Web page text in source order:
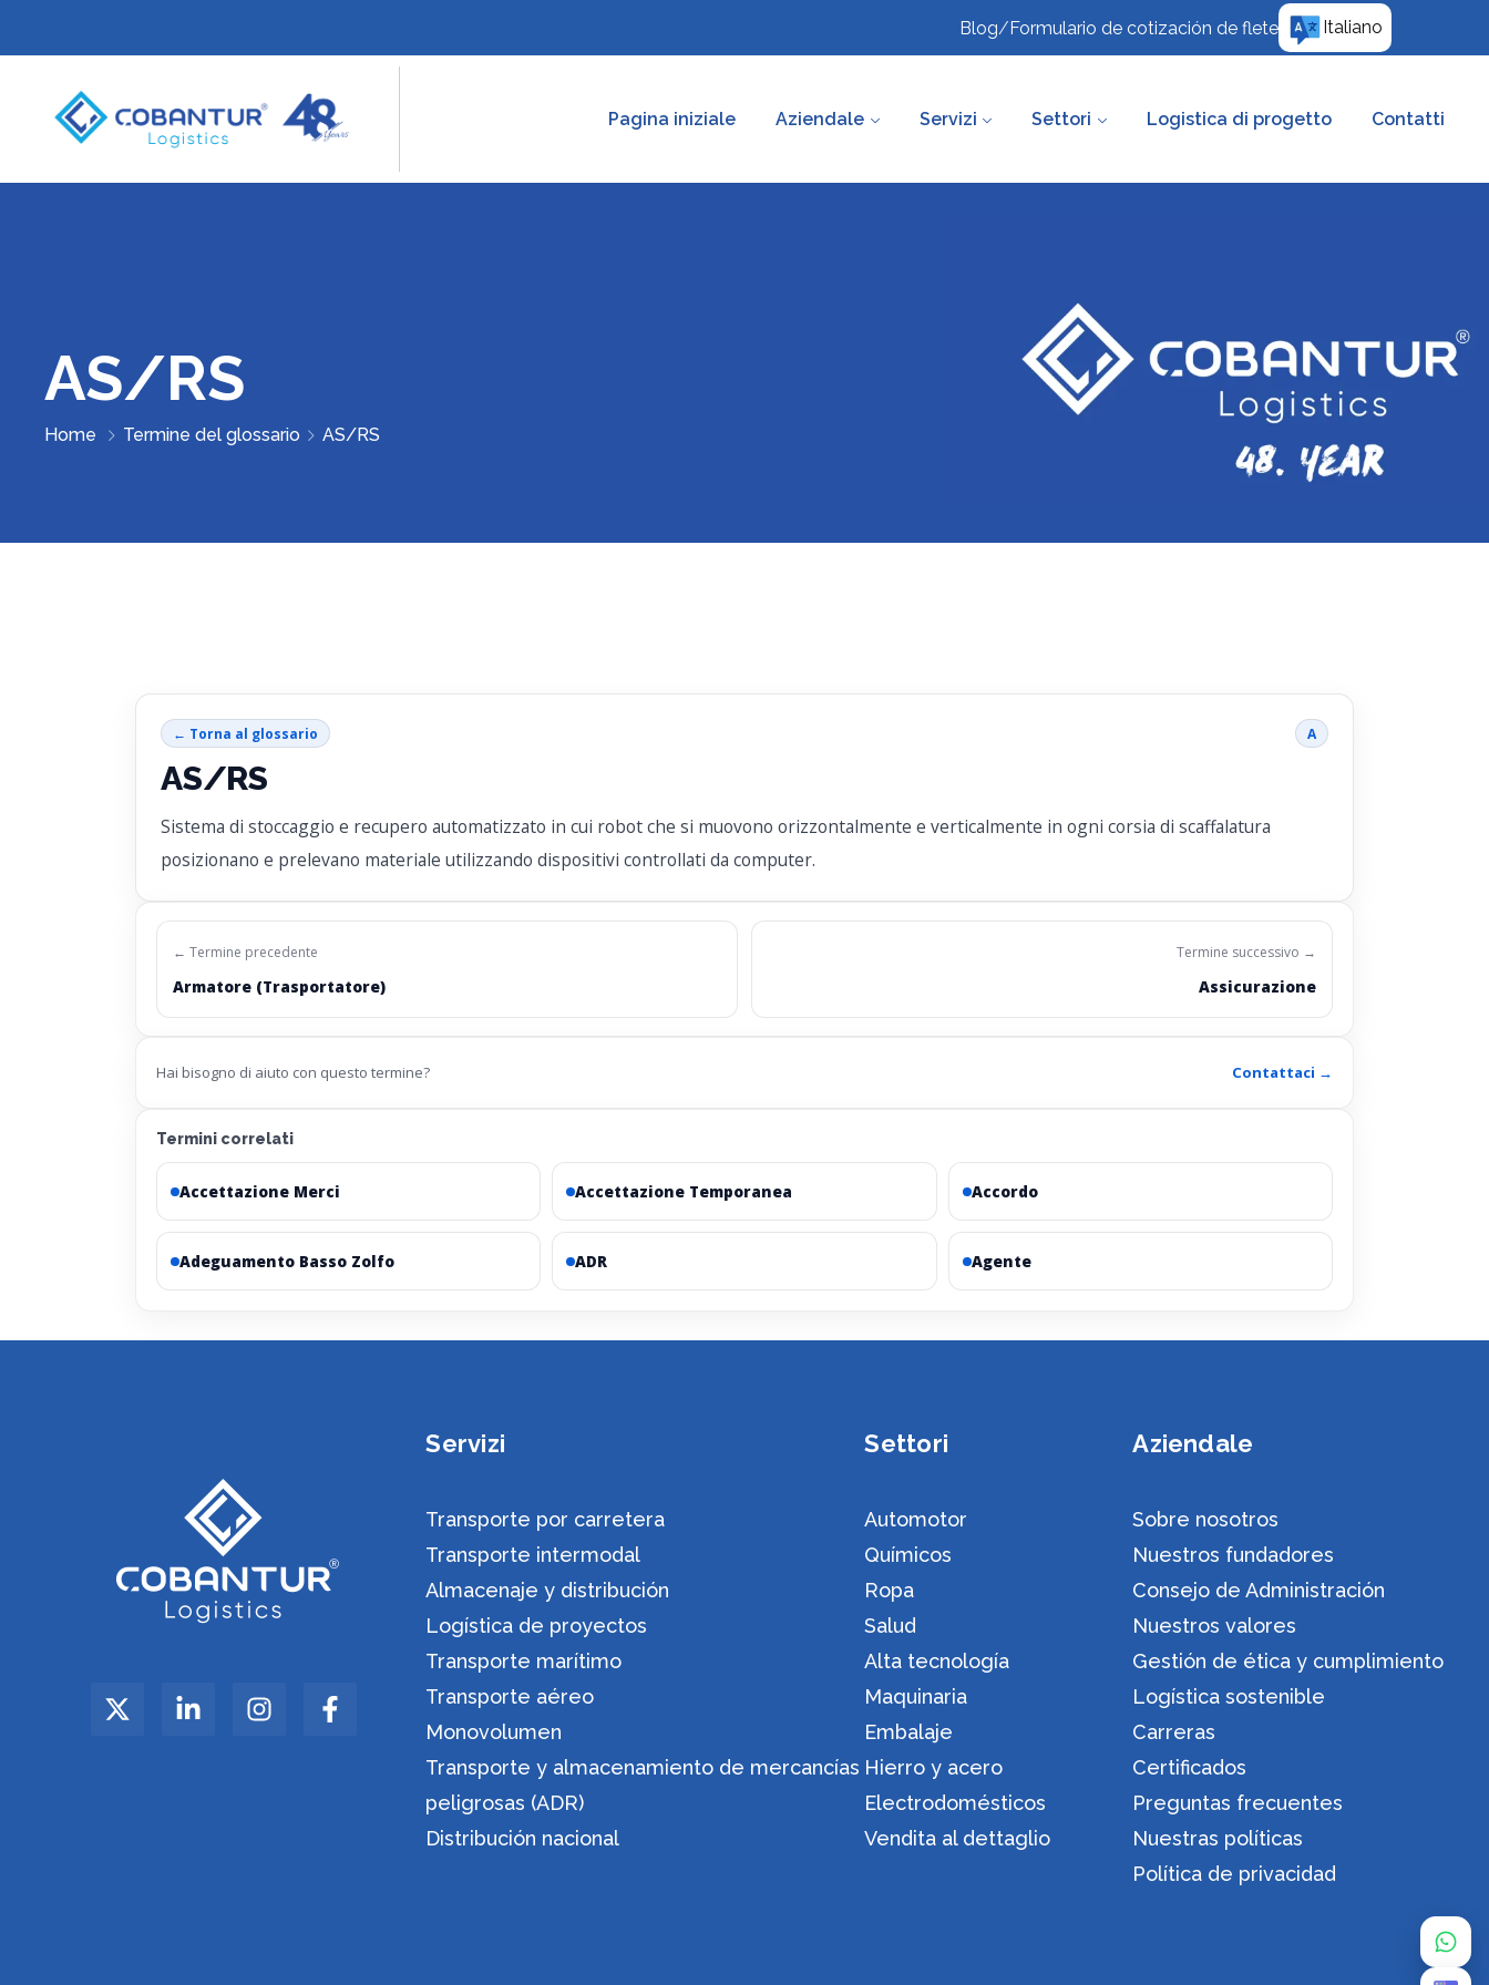
Blog/Formulario de cotización de flete Italiano
Pagina iniziale Aziendale Servizi Settori Logistica di progetto Contatti
AS/RS
Home Termine del glossario AS/RS
← Torna al glossario A
AS/RS
Sistema di stoccaggio e recupero automatizzato in cui robot che si muovono orizzontalmente e verticalmente in ogni corsia di scaffalatura
posizionano e prelevano materiale utilizzando dispositivi controllati da computer.
← Termine precedente
Armatore (Trasportatore)
Termine successivo →
Assicurazione
Hai bisogno di aiuto con questo termine? Contattaci →
Termini correlati
Accettazione Merci Accettazione Temporanea Accordo
Adeguamento Basso Zolfo ADR Agente
Servizi
Transporte por carretera
Transporte intermodal
Almacenaje y distribución
Logística de proyectos
Transporte marítimo
Transporte aéreo
Monovolumen
Transporte y almacenamiento de mercancías
peligrosas (ADR)
Distribución nacional
Settori
Automotor
Químicos
Ropa
Salud
Alta tecnología
Maquinaria
Embalaje
Hierro y acero
Electrodomésticos
Vendita al dettaglio
Aziendale
Sobre nosotros
Nuestros fundadores
Consejo de Administración
Nuestros valores
Gestión de ética y cumplimiento
Logística sostenible
Carreras
Certificados
Preguntas frecuentes
Nuestras políticas
Política de privacidad